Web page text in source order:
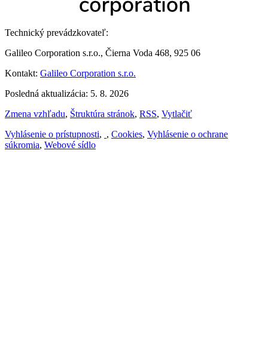
Technický prevádzkovateľ:
Galileo Corporation s.r.o., Čierna Voda 468, 925 06
Kontakt: Galileo Corporation s.r.o.
Posledná aktualizácia: 5. 8. 2026
Zmena vzhľadu, Štruktúra stránok, RSS, Vytlačiť
Vyhlásenie o prístupnosti, , Cookies, Vyhlásenie o ochrane
súkromia, Webové sídlo